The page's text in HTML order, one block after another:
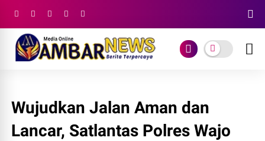
Wujudkan Jalan Aman dan
Lancar, Satlantas Polres Wajo